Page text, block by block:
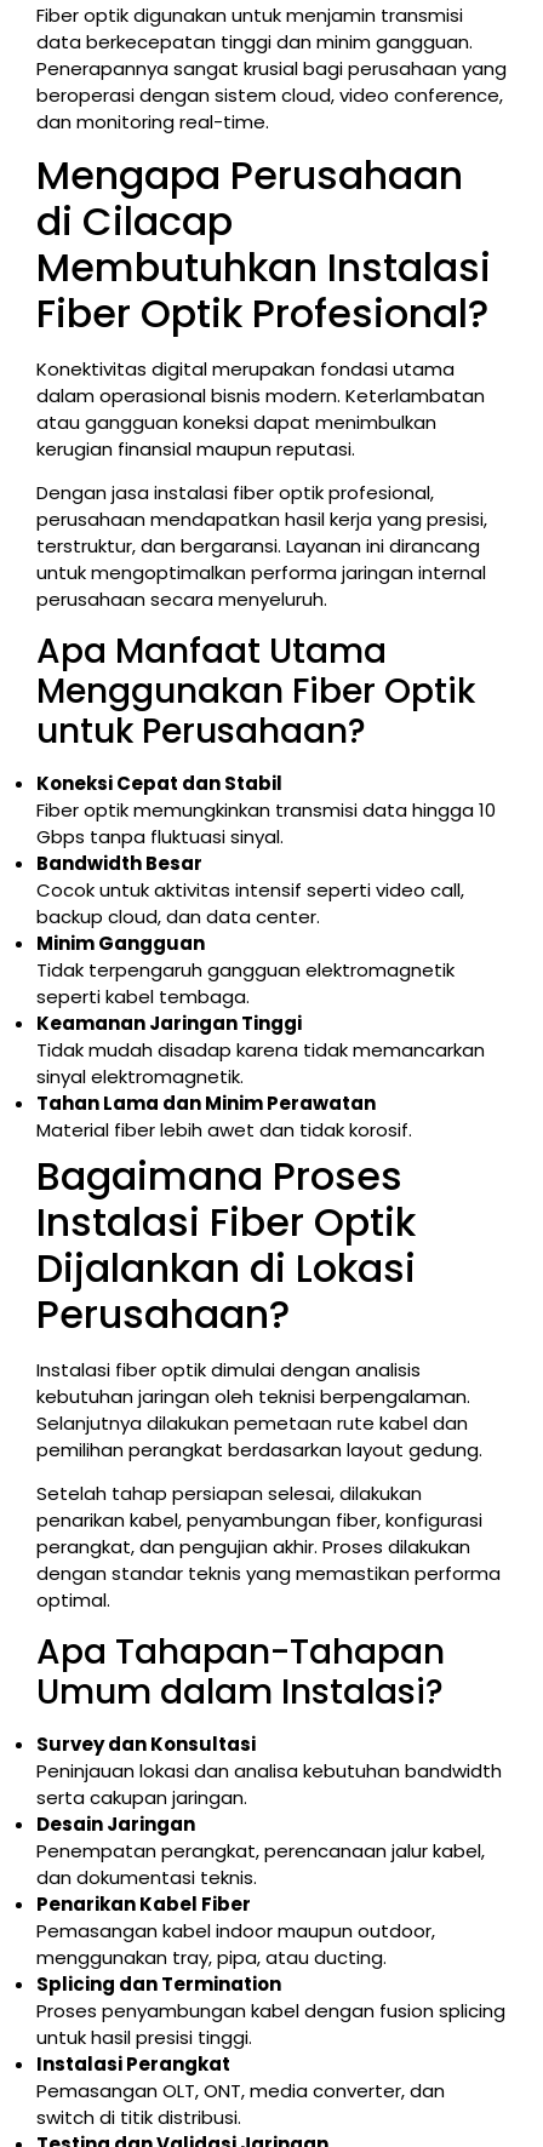
Fiber optik digunakan untuk menjamin transmisi
data berkecepatan tinggi dan minim gangguan.
Penerapannya sangat krusial bagi perusahaan yang
beroperasi dengan sistem cloud, video conference,
dan monitoring real-time.
Mengapa Perusahaan
di Cilacap
Membutuhkan Instalasi
Fiber Optik Profesional?
Konektivitas digital merupakan fondasi utama
dalam operasional bisnis modern. Keterlambatan
atau gangguan koneksi dapat menimbulkan
kerugian finansial maupun reputasi.
Dengan jasa instalasi fiber optik profesional,
perusahaan mendapatkan hasil kerja yang presisi,
terstruktur, dan bergaransi. Layanan ini dirancang
untuk mengoptimalkan performa jaringan internal
perusahaan secara menyeluruh.
Apa Manfaat Utama
Menggunakan Fiber Optik
untuk Perusahaan?
Koneksi Cepat dan Stabil
Fiber optik memungkinkan transmisi data hingga 10
Gbps tanpa fluktuasi sinyal.
Bandwidth Besar
Cocok untuk aktivitas intensif seperti video call,
backup cloud, dan data center.
Minim Gangguan
Tidak terpengaruh gangguan elektromagnetik
seperti kabel tembaga.
Keamanan Jaringan Tinggi
Tidak mudah disadap karena tidak memancarkan
sinyal elektromagnetik.
Tahan Lama dan Minim Perawatan
Material fiber lebih awet dan tidak korosif.
Bagaimana Proses
Instalasi Fiber Optik
Dijalankan di Lokasi
Perusahaan?
Instalasi fiber optik dimulai dengan analisis
kebutuhan jaringan oleh teknisi berpengalaman.
Selanjutnya dilakukan pemetaan rute kabel dan
pemilihan perangkat berdasarkan layout gedung.
Setelah tahap persiapan selesai, dilakukan
penarikan kabel, penyambungan fiber, konfigurasi
perangkat, dan pengujian akhir. Proses dilakukan
dengan standar teknis yang memastikan performa
optimal.
Apa Tahapan-Tahapan
Umum dalam Instalasi?
Survey dan Konsultasi
Peninjauan lokasi dan analisa kebutuhan bandwidth
serta cakupan jaringan.
Desain Jaringan
Penempatan perangkat, perencanaan jalur kabel,
dan dokumentasi teknis.
Penarikan Kabel Fiber
Pemasangan kabel indoor maupun outdoor,
menggunakan tray, pipa, atau ducting.
Splicing dan Termination
Proses penyambungan kabel dengan fusion splicing
untuk hasil presisi tinggi.
Instalasi Perangkat
Pemasangan OLT, ONT, media converter, dan
switch di titik distribusi.